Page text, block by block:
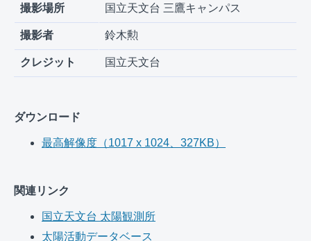
撮影場所 国立天文台 三鷹キャンパス
撮影者 鈴木勲
クレジット 国立天文台
ダウンロード
最高解像度（1017 x 1024、327KB）
関連リンク
国立天文台 太陽観測所
太陽活動データベース